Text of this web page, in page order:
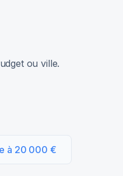
ou ville.
à 20 000 €